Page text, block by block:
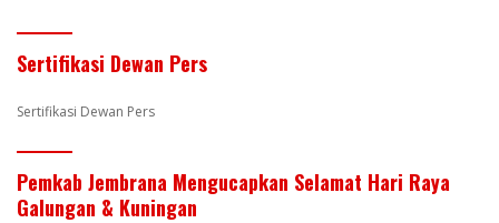
k
Sertifikasi Dewan Pers
Sertifikasi Dewan Pers
Pemkab Jembrana Mengucapkan Selamat Hari Raya
Galungan & Kuningan